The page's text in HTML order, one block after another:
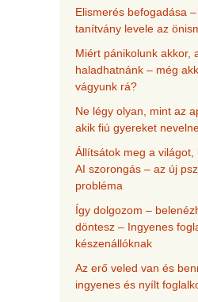
Elismerés befogadása
tanítvány levele az
Miért pánikolunk akkor,
haladhatnánk – még
vágyunk rá?
Ne légy olyan, mint az
akik fiú gyereket
Állítsátok meg a világot,
AI szorongás – az új
probléma
Így dolgozom –
döntesz – Ingyenes
készenállóknak
Az erő veled van és
ingyenes és nyílt